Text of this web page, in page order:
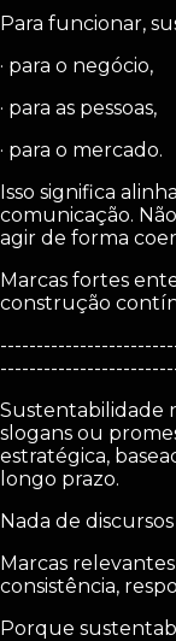
Para funcionar,
· para o negócio,
· para as pessoas,
· para o mercado.
Isso significa
comunicação.
agir de forma
Marcas fortes
construção
Sustentabilidade
slogans ou
estratégica,
longo prazo.
Nada de
Marcas
consistência,
Porque